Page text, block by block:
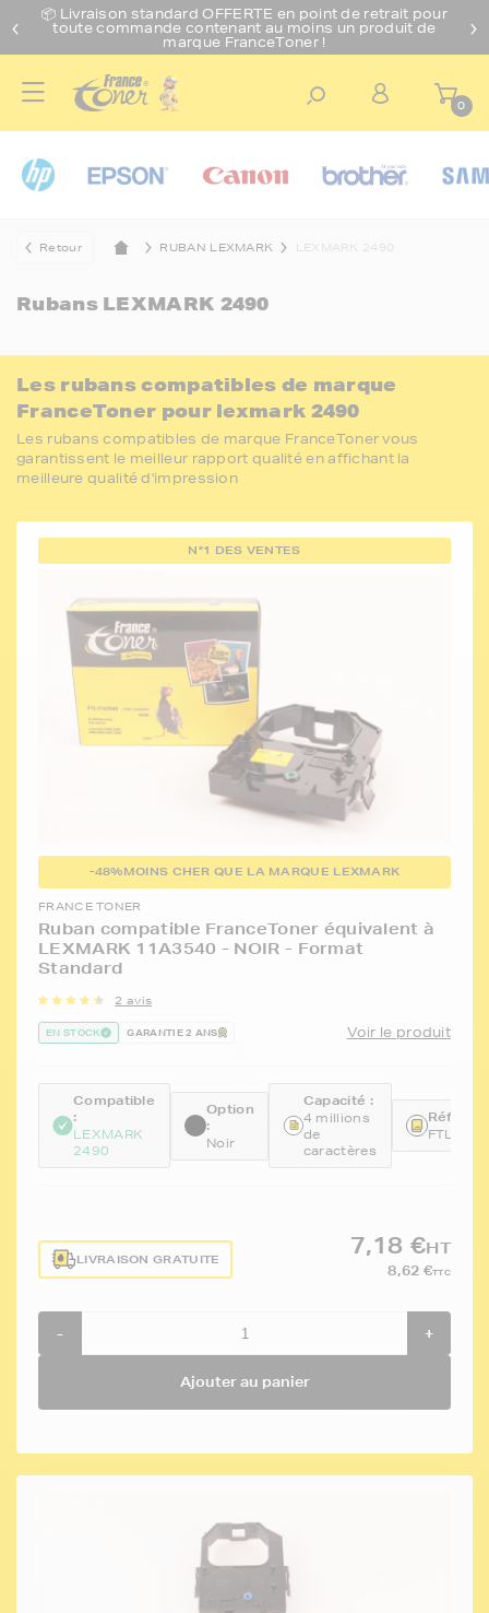
📦 Livraison standard OFFERTE en point de retrait pour
toute commande contenant au moins un produit de
marque FranceToner !
0
Retour RUBAN LEXMARK LEXMARK 2490
Rubans LEXMARK 2490
Les rubans compatibles de marque
FranceToner pour lexmark 2490
Les rubans compatibles de marque FranceToner vous
garantissent le meilleur rapport qualité en affichant la
meilleure qualité d'impression
N°1 DES VENTES
-48%MOINS CHER QUE LA MARQUE LEXMARK
FRANCE TONER
Ruban compatible FranceToner équivalent à
LEXMARK 11A3540 - NOIR - Format
Standard
2 avis
EN STOCK GARANTIE 2 ANS Voir le produit
Compatible
:
LEXMARK
2490
Option
:
Noir
Capacité :
4 millions
de
caractères
LIVRAISON GRATUITE
7,18 €HT
8,62 €TTC
- +
Ajouter au panier